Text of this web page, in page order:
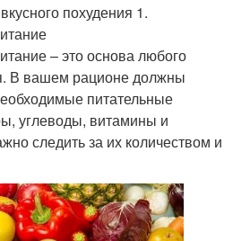
похудения 1.
– это основа любого
В вашем рационе должны
питательные
углеводы, витамины и
следить за их количеством и